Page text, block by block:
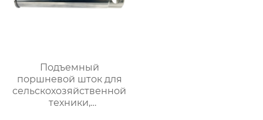
Подъемный
поршневой шток для
сельскохозяйственной
техники,